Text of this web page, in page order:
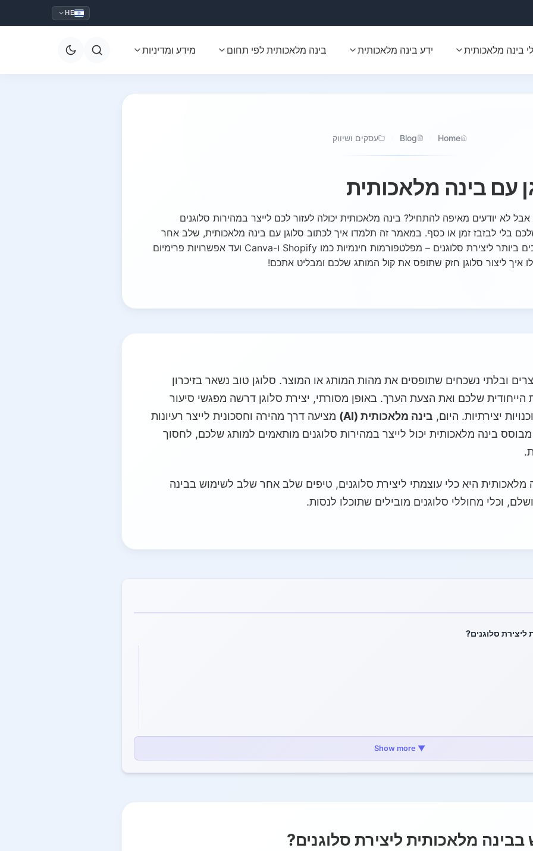
HE
בינה מלאכותית ידע בינה מלאכותית בינה מלאכותית לפי תחום מידע ומדיניות
Home
Blog עסקים ושיווק
עם בינה מלאכותית
אבל לא יודעים מאיפה להתחיל? בינה מלאכותית יכולה לעזור לכם לייצר במהירות סלוגנים
בלי לבזבז זמן או כסף. במאמר זה תלמדו איך לכתוב סלוגן עם בינה מלאכותית, שלב אחר
שלב, ותמצאו את הכלים הטובים ביותר ליצירת סלוגנים – מפלטפורמות חינמיות כמו Shopify ו-Canva ועד אפשרויות פרימיום
ובלתי נשכחים שתופסים את מהות המותג או המוצר. סלוגן טוב נשאר בזיכרון
הייחודית שלכם ואת הצעת הערך. באופן מסורתי, יצירת סלוגן דרשה מפגשי סיעור
יצירתיות. היום, בינה מלאכותית (AI)
מציעה דרך מהירה וחסכונית לייצר רעיונות
מבוסס בינה מלאכותית יכול לייצר במהירות סלוגנים מותאמים למותג שלכם, לחסוך
מלאכותית היא כלי עוצמתי ליצירת סלוגנים, טיפים שלב אחר שלב לשימוש בבינה
וכלי מחוללי סלוגנים מובילים שתוכלו לנסות.
סלוגנים?
▼ Show more
מלאכותית ליצירת סלוגנים?